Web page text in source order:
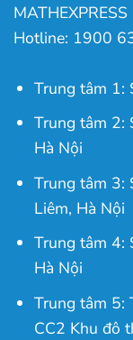
MATHEXPRESS
Hotline: 1900
Trung tâm 1:
Trung tâm 2:
Hà Nội
Trung tâm 3:
Liêm, Hà Nội
Trung tâm 4:
Hà Nội
Trung tâm 5:
CC2 Khu đô